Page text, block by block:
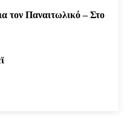
τον Παναιτωλικό – Στο